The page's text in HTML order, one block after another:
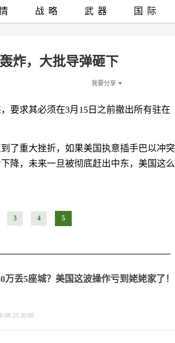
炸，大批导弹砸下
我要分享
要求其必须在3月15日之前撤出所有驻在
了重大挫折，如果美国执意插手巴以冲突
降，未来一旦被彻底赶出中东，美国这么
3 4 5
战略 武器 国际
万丢5座城？美国这波操作亏到姥姥家了！
08 23:30:00